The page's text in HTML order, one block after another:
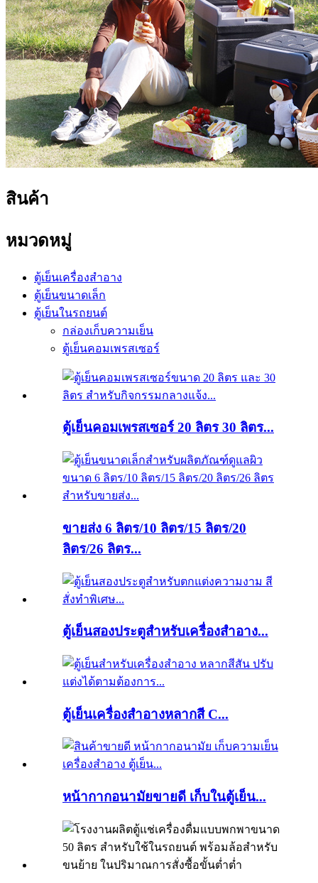
สินค้า
หมวดหมู่
ตู้เย็นเครื่องสำอาง
ตู้เย็นขนาดเล็ก
ตู้เย็นในรถยนต์
กล่องเก็บความเย็น
ตู้เย็นคอมเพรสเซอร์
ตู้เย็นคอมเพรสเซอร์ 20 ลิตร 30 ลิตร...
ขายส่ง 6 ลิตร/10 ลิตร/15 ลิตร/20
ลิตร/26 ลิตร...
ตู้เย็นสองประตูสำหรับเครื่องสำอาง...
ตู้เย็นเครื่องสำอางหลากสี C...
หน้ากากอนามัยขายดี เก็บในตู้เย็น...